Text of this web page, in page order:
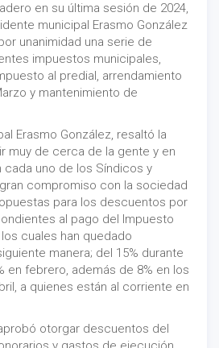
en su última sesión de 2024,
municipal Erasmo González
unanimidad una serie de
impuestos municipales,
al predial, arrendamiento
y mantenimiento de
Erasmo González, resaltó la
muy de cerca de la gente y en
uno de los Síndicos y
compromiso con la sociedad
para los descuentos por
al pago del Impuesto
cuales han quedado
manera; del 15% durante
en febrero, además de 8% en los
a quienes están al corriente en
otorgar descuentos del